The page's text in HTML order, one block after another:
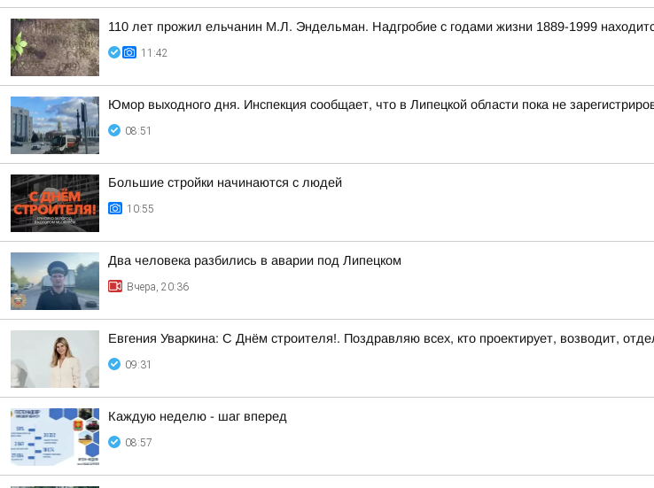
110 лет прожил ельчанин М.Л. Эндельман. Надгробие с годами жизни 1889-1999
11:42
Юмор выходного дня. Инспекция сообщает, что в Липецкой области пока не
08:51
Большие стройки начинаются с людей
10:55
Два человека разбились в аварии под Липецком
Вчера, 20:36
Евгения Уваркина: С Днём строителя!. Поздравляю всех, кто проектирует, возводит,
09:31
Каждую неделю - шаг вперед
08:57